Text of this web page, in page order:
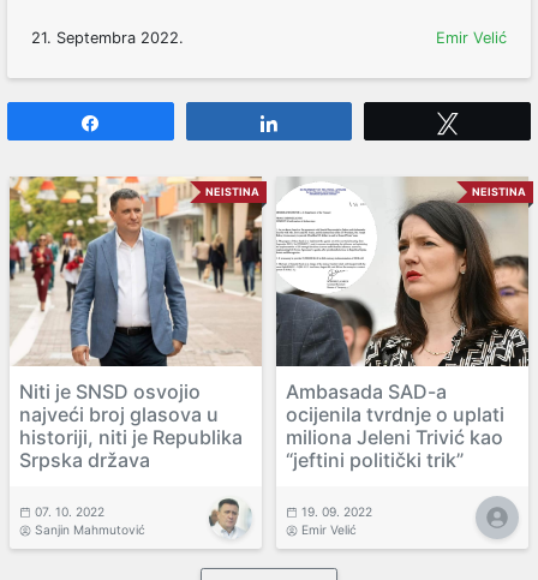
21. Septembra 2022. Emir Velić
NEISTINA
Niti je SNSD osvojio
najveći broj glasova u
historiji, niti je Republika
Srpska država
07. 10. 2022
Sanjin Mahmutović
NEISTINA
Ambasada SAD-a
ocijenila tvrdnje o uplati
miliona Jeleni Trivić kao
“jeftini politički trik”
19. 09. 2022
Emir Velić